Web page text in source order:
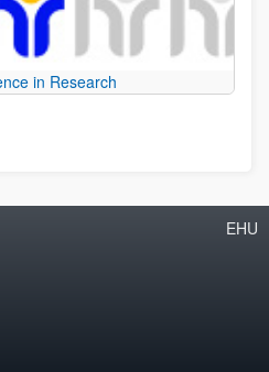
in Research
EHU